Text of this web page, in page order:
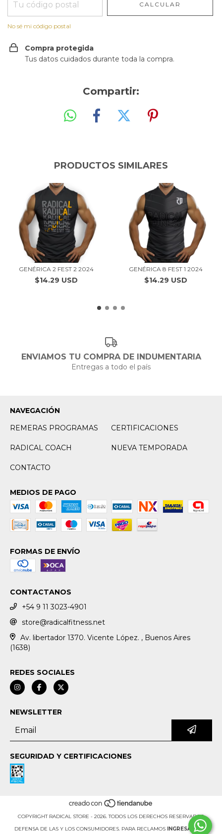
CALCULAR
No sé mi código postal
Compra protegida
Tus datos cuidados durante toda la compra.
Compartir:
PRODUCTOS SIMILARES
GENÉRICA 2 FEST 2 2024
$14.29 USD
GENÉRICA 8 FEST 1 2024
$14.29 USD
ENVIAMOS TU COMPRA DE INDUMENTARIA
Entregas a todo el país
NAVEGACIÓN
REMERAS PROGRAMAS
CERTIFICACIONES
RADICAL COACH NUEVA TEMPORADA
CONTACTO
MEDIOS DE PAGO
FORMAS DE ENVÍO
CONTACTANOS
+54 9 11 3023-4901
store@radicalfitness.net
Av. libertador 1370. Vicente López. , Buenos Aires
(1638)
REDES SOCIALES
NEWSLETTER
SEGURIDAD Y CERTIFICACIONES
COPYRIGHT RADICAL STORE - 2026. TODOS LOS DERECHOS RESERVADOS.
DEFENSA DE LAS Y LOS CONSUMIDORES. PARA RECLAMOS INGRESA AQUÍ.